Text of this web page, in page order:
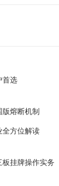
首选
熔断机制
全方位解读
挂牌操作实务